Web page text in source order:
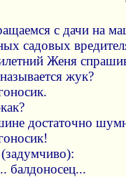
с дачи на
садовых
Женя
жук?
достаточно
балдоносец...